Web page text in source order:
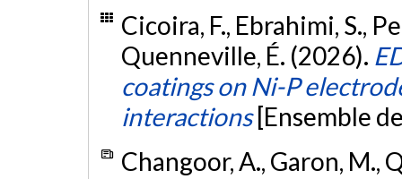
Cicoira, F., Ebrahimi, S.,
Quenneville, É. (2026).
coatings on Ni-P
interactions [Ensemble
Changoor, A., Garon, M.,